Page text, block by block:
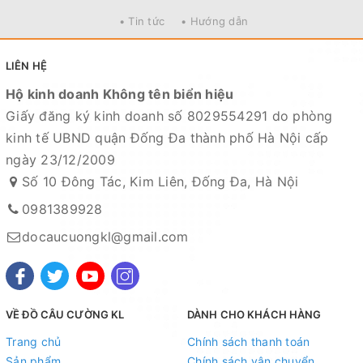
vụ khách hàng tốt nhất
hoặc
Kênh Thương mại điện tử
- Shopee:https://shopee.vn/docaucuongkl
- Sendo:https://www.sendo.vn/shop/do-cau-cuong-kl
kl"
- Zalo OA:https://zalo.me/4190676579548541614
Địa chỉ cửa hàng : Số 10 Đông Tác, Kim Liên, Đống Đa,
Hà Nội
• Tin tức • Hướng dẫn
LIÊN HỆ
Hộ kinh doanh Không tên biển hiệu
Giấy đăng ký kinh doanh số 8029554291 do phòng
kinh tế UBND quận Đống Đa thành phố Hà Nội cấp
ngày 23/12/2009
Số 10 Đông Tác, Kim Liên, Đống Đa, Hà Nội
0981389928
docaucuongkl@gmail.com
VỀ ĐỒ CÂU CƯỜNG KL
Trang chủ
DÀNH CHO KHÁCH HÀNG
Chính sách thanh toán